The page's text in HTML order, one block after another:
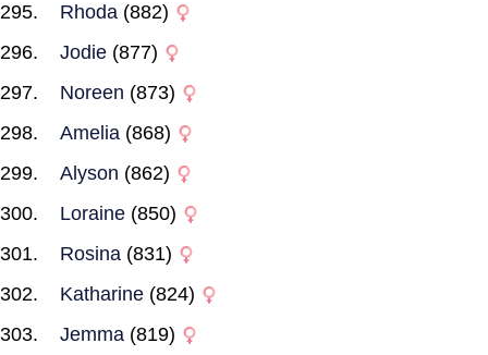
Rhoda (882)
Jodie (877)
Noreen (873)
Amelia (868)
Alyson (862)
Loraine (850)
Rosina (831)
Katharine (824)
Jemma (819)